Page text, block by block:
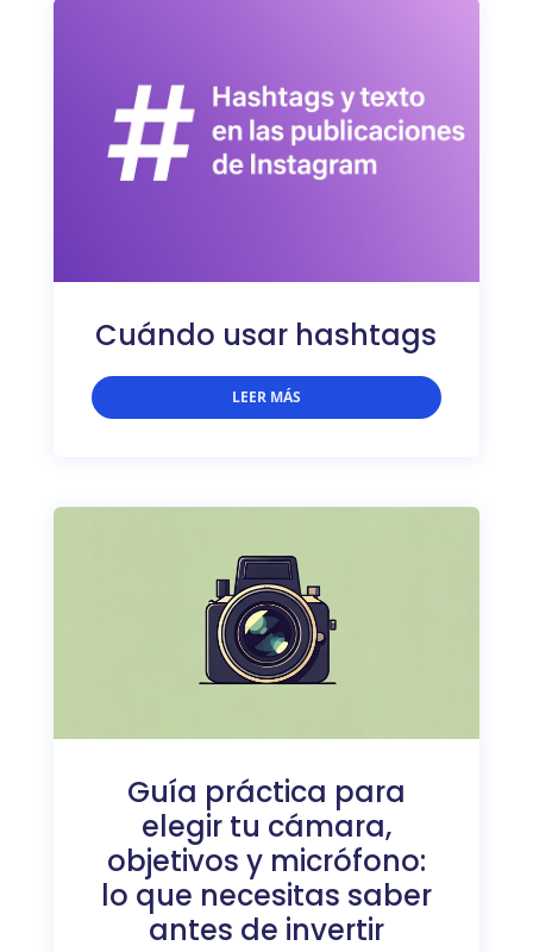
Cuándo usar hashtags
LEER MÁS
Guía práctica para
elegir tu cámara,
objetivos y micrófono:
lo que necesitas saber
antes de invertir